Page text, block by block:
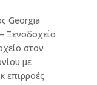
Georgia
Ξενοδοχείο
στον
με
επιρροές